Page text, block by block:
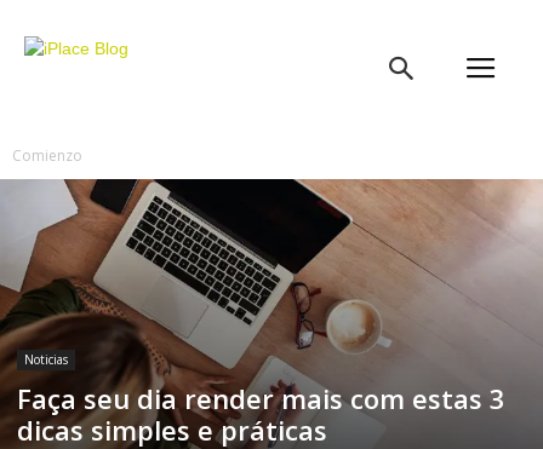
Comienzo
Noticias
Faça seu dia render mais com estas 3
dicas simples e práticas